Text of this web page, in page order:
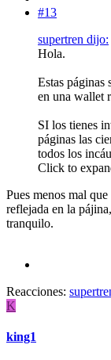
#13
supertren dijo:
Hola.
Estas
en una wallet
SI los tienes
páginas las
todos los
Click to
Pues menos mal
reflejada en la
tranquilo.
Reacciones:
K
king1